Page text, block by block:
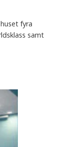
fyra
samt